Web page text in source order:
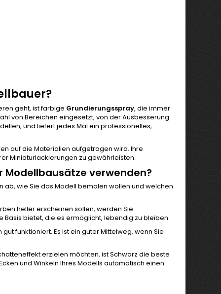
geht, ist farbige Grundierungsspray, die immer
von Bereichen eingesetzt, von der Ausbesserung
und liefert jedes Mal ein professionelles,
auf die Materialien aufgetragen wird. Ihre
Miniaturlackierungen zu gewährleisten.
verwenden?
wie Sie das Modell bemalen wollen und welchen
heller erscheinen sollen, werden Sie
bietet, die es ermöglicht, lebendig zu bleiben.
funktioniert. Es ist ein guter Mittelweg, wenn Sie
erzielen möchten, ist Schwarz die beste
und Winkeln Ihres Modells automatisch einen